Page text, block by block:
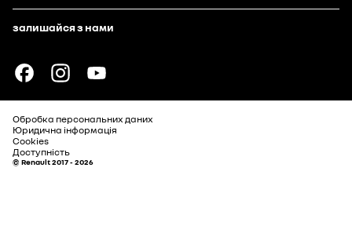
залишайся з нами
Обробка персональних даних
Юридична інформація
Cookies
Доступність
© Renault 2017 - 2026